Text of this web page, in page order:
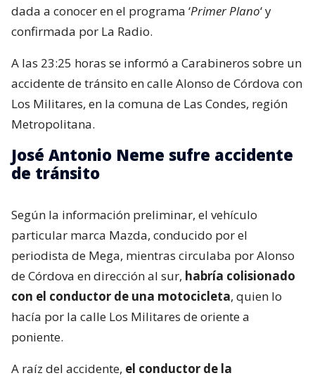
dada a conocer en el programa ‘Primer Plano‘ y
confirmada por La Radio.
A las 23:25 horas se informó a Carabineros sobre un
accidente de tránsito en calle Alonso de Córdova con
Los Militares, en la comuna de Las Condes, región
Metropolitana.
José Antonio Neme sufre accidente
de tránsito
Según la información preliminar, el vehículo
particular marca Mazda, conducido por el
periodista de Mega, mientras circulaba por Alonso
de Córdova en dirección al sur, habría colisionado
con el conductor de una motocicleta, quien lo
hacía por la calle Los Militares de oriente a
poniente.
A raíz del accidente, el conductor de la